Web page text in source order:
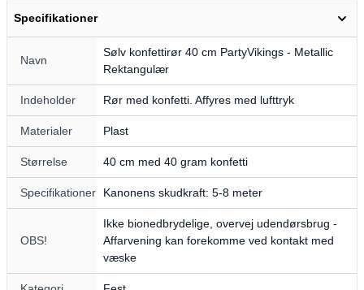
Specifikationer
Navn
Sølv konfettirør 40 cm PartyVikings - Metallic
Rektangulær
Indeholder Rør med konfetti. Affyres med lufttryk
Materialer Plast
Størrelse 40 cm med 40 gram konfetti
Specifikationer Kanonens skudkraft: 5-8 meter
OBS!
Ikke bionedbrydelige, overvej udendørsbrug -
Affarvening kan forekomme ved kontakt med
væske